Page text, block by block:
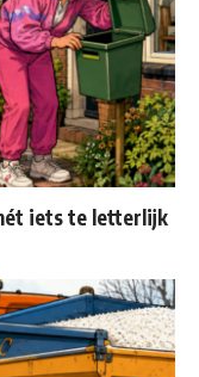
iets te letterlijk